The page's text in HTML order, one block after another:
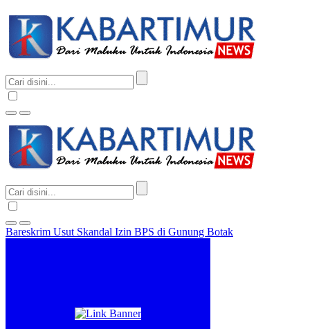
Bareskrim Usut Skandal Izin BPS di Gunung Botak